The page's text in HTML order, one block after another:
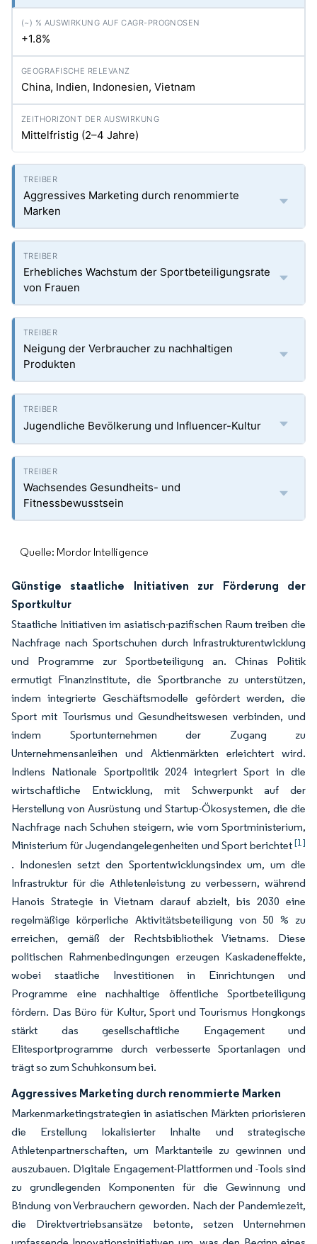
+1.8%
China, Indien, Indonesien, Vietnam
Mittelfristig (2–4 Jahre)
Aggressives Marketing durch renommierte
Marken
Erhebliches Wachstum der Sportbeteiligungsrate
von Frauen
Neigung der Verbraucher zu nachhaltigen
Produkten
Jugendliche Bevölkerung und Influencer-Kultur
Wachsendes Gesundheits- und
Fitnessbewusstsein
Quelle: Mordor Intelligence
Günstige staatliche Initiativen zur Förderung der
Sportkultur
Staatliche Initiativen im asiatisch-pazifischen Raum treiben die
Nachfrage nach Sportschuhen durch Infrastrukturentwicklung
und Programme zur Sportbeteiligung an. Chinas Politik
ermutigt Finanzinstitute, die Sportbranche zu unterstützen,
indem integrierte Geschäftsmodelle gefördert werden, die
Sport mit Tourismus und Gesundheitswesen verbinden, und
indem Sportunternehmen der Zugang zu
Unternehmensanleihen und Aktienmärkten erleichtert wird.
Indiens Nationale Sportpolitik 2024 integriert Sport in die
wirtschaftliche Entwicklung, mit Schwerpunkt auf der
Herstellung von Ausrüstung und Startup-Ökosystemen, die die
Nachfrage nach Schuhen steigern, wie vom Sportministerium,
Ministerium für Jugendangelegenheiten und Sport berichtet[1]
. Indonesien setzt den Sportentwicklungsindex um, um die
Infrastruktur für die Athletenleistung zu verbessern, während
Hanois Strategie in Vietnam darauf abzielt, bis 2030 eine
regelmäßige körperliche Aktivitätsbeteiligung von 50 % zu
erreichen, gemäß der Rechtsbibliothek Vietnams. Diese
politischen Rahmenbedingungen erzeugen Kaskadeneffekte,
wobei staatliche Investitionen in Einrichtungen und
Programme eine nachhaltige öffentliche Sportbeteiligung
fördern. Das Büro für Kultur, Sport und Tourismus Hongkongs
stärkt das gesellschaftliche Engagement und
Elitesportprogramme durch verbesserte Sportanlagen und
trägt so zum Schuhkonsum bei.
Aggressives Marketing durch renommierte Marken
Markenmarketingstrategien in asiatischen Märkten priorisieren
die Erstellung lokalisierter Inhalte und strategische
Athletenpartnerschaften, um Marktanteile zu gewinnen und
auszubauen. Digitale Engagement-Plattformen und -Tools sind
zu grundlegenden Komponenten für die Gewinnung und
Bindung von Verbrauchern geworden. Nach der Pandemiezeit,
die Direktvertriebsansätze betonte, setzen Unternehmen